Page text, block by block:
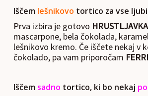
Iščem lešnikovo tortico za vse
Prva izbira je gotovo HRUSTLJAVKA
mascarpone, bela čokolada,
lešnikovo kremo. Če iščete nekaj v
čokolado, pa vam priporočam
Iščem sadno tortico, ki bo nekaj